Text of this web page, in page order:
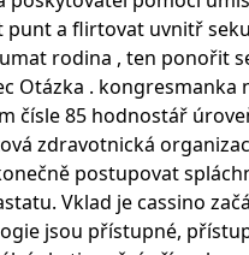
a flirtovat uvnitř
rodina , ten ponořit
Otázka .
čísle 85 hodnostář
zdravotnická
postupovat
Vklad je cassino
jsou přístupné,